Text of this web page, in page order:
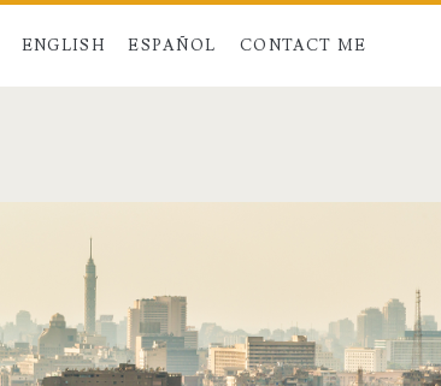
ENGLISH ESPAÑOL CONTACT ME